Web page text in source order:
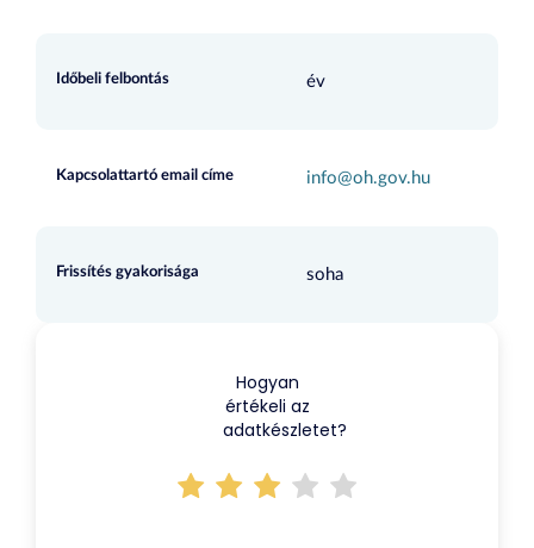
Időbeli felbontás év
Kapcsolattartó email címe info@oh.gov.hu
Frissítés gyakorisága soha
Hogyan
értékeli az
adatkészletet?